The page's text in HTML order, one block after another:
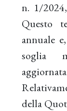
n. 1/
Questo
annuale
soglia
della